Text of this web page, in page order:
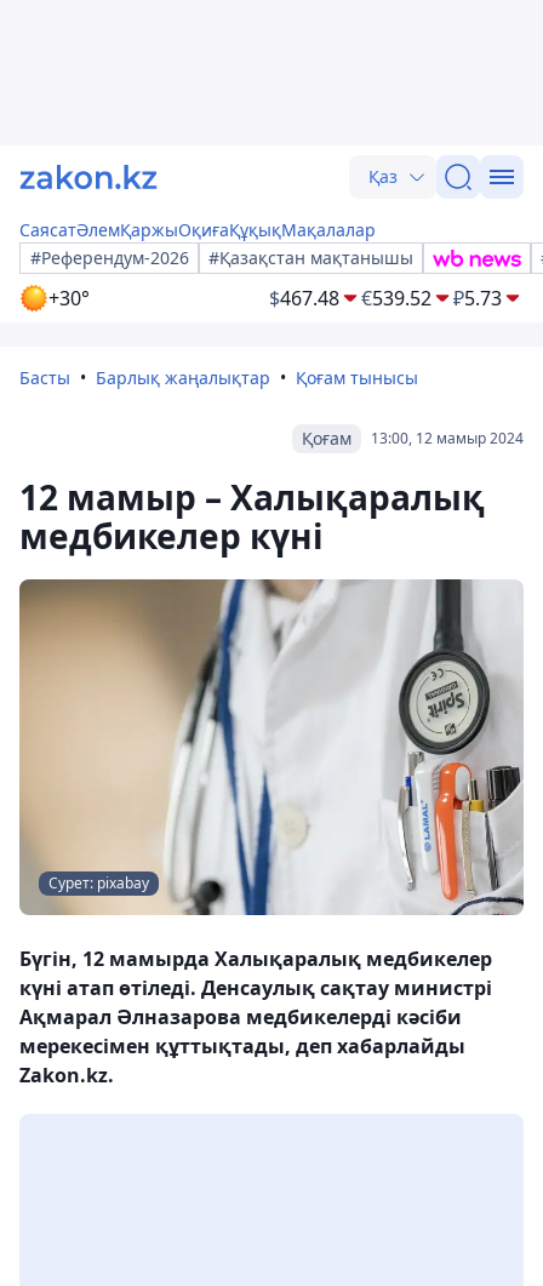
Қаз
СаясатӘлемҚаржыОқиғаҚұқықМақалалар
#Референдум-2026
#Қазақстан мақтанышы
+30° $467.48 €539.52 ₽5.73
Басты Барлық жаңалықтар Қоғам тынысы
13:00, 12 мамыр 2024
Қоғам
12 мамыр – Халықаралық
медбикелер күні
Сурет: pixabay
Бүгін, 12 мамырда Халықаралық медбикелер
күні атап өтіледі. Денсаулық сақтау министрі
Ақмарал Әлназарова медбикелерді кәсіби
мерекесімен құттықтады, деп хабарлайды
Zakon.kz.